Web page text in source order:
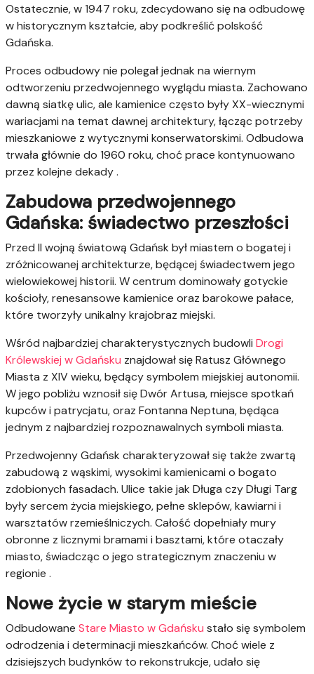
Ostatecznie, w 1947 roku, zdecydowano się na odbudowę
w historycznym kształcie, aby podkreślić polskość
Gdańska.
Proces odbudowy nie polegał jednak na wiernym
odtworzeniu przedwojennego wyglądu miasta. Zachowano
dawną siatkę ulic, ale kamienice często były XX-wiecznymi
wariacjami na temat dawnej architektury, łącząc potrzeby
mieszkaniowe z wytycznymi konserwatorskimi. Odbudowa
trwała głównie do 1960 roku, choć prace kontynuowano
przez kolejne dekady .
Zabudowa przedwojennego
Gdańska: świadectwo przeszłości
Przed II wojną światową Gdańsk był miastem o bogatej i
zróżnicowanej architekturze, będącej świadectwem jego
wielowiekowej historii. W centrum dominowały gotyckie
kościoły, renesansowe kamienice oraz barokowe pałace,
które tworzyły unikalny krajobraz miejski.
Wśród najbardziej charakterystycznych budowli Drogi
Królewskiej w Gdańsku znajdował się Ratusz Głównego
Miasta z XIV wieku, będący symbolem miejskiej autonomii.
W jego pobliżu wznosił się Dwór Artusa, miejsce spotkań
kupców i patrycjatu, oraz Fontanna Neptuna, będąca
jednym z najbardziej rozpoznawalnych symboli miasta.
Przedwojenny Gdańsk charakteryzował się także zwartą
zabudową z wąskimi, wysokimi kamienicami o bogato
zdobionych fasadach. Ulice takie jak Długa czy Długi Targ
były sercem życia miejskiego, pełne sklepów, kawiarni i
warsztatów rzemieślniczych. Całość dopełniały mury
obronne z licznymi bramami i basztami, które otaczały
miasto, świadcząc o jego strategicznym znaczeniu w
regionie .
Nowe życie w starym mieście
Odbudowane Stare Miasto w Gdańsku stało się symbolem
odrodzenia i determinacji mieszkańców. Choć wiele z
dzisiejszych budynków to rekonstrukcje, udało się